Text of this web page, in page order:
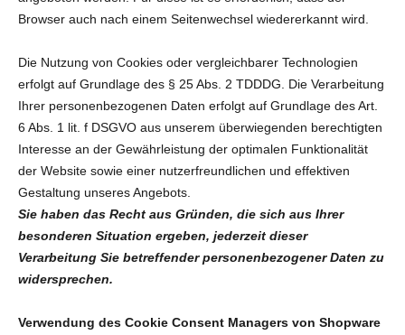
Browser auch nach einem Seitenwechsel wiedererkannt wird.
Die Nutzung von Cookies oder vergleichbarer Technologien
erfolgt auf Grundlage des § 25 Abs. 2 TDDDG. Die Verarbeitung
Ihrer personenbezogenen Daten erfolgt auf Grundlage des Art.
6 Abs. 1 lit. f DSGVO aus unserem überwiegenden berechtigten
Interesse an der Gewährleistung der optimalen Funktionalität
der Website sowie einer nutzerfreundlichen und effektiven
Gestaltung unseres Angebots.
Sie haben das Recht aus Gründen, die sich aus Ihrer
besonderen Situation ergeben, jederzeit dieser
Verarbeitung Sie betreffender personenbezogener Daten zu
widersprechen.
Verwendung des Cookie Consent Managers von Shopware